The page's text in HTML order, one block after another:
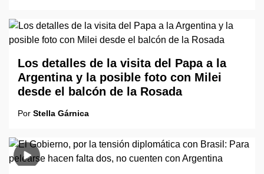
Los detalles de la visita del Papa a la
Argentina y la posible foto con Milei
desde el balcón de la Rosada
Por Stella Gárnica